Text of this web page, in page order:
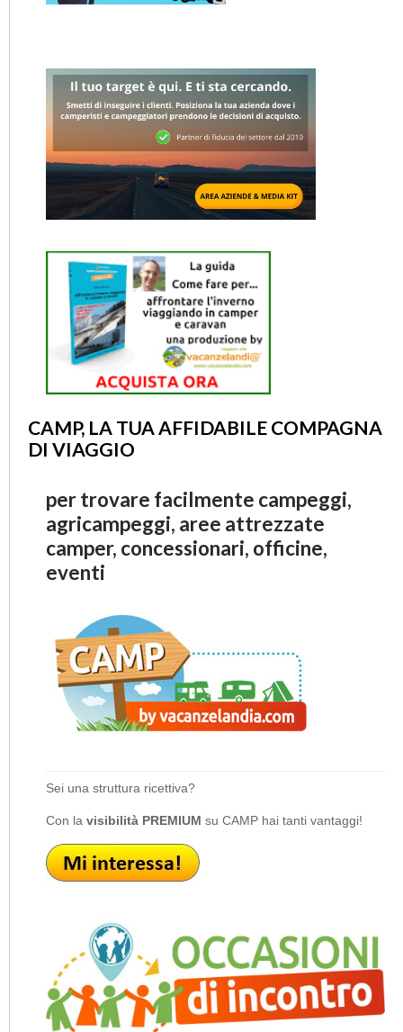
CAMP, LA TUA AFFIDABILE COMPAGNA
DI VIAGGIO
per trovare facilmente campeggi,
agricampeggi, aree attrezzate
camper, concessionari, officine,
eventi
Sei una struttura ricettiva?
Con la visibilità PREMIUM su CAMP hai tanti vantaggi!